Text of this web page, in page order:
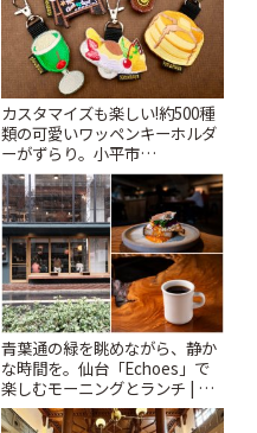
カスタマイズも楽しい!約500種
類の可愛いワッペンキーホルダ
ーがずらり。小平市
「Kimamaya T&K」 | ことりっ
ぷ
青葉通の緑を眺めながら、静か
な時間を。仙台「Echoes」で
楽しむモーニングとランチ | こ
とりっぷ